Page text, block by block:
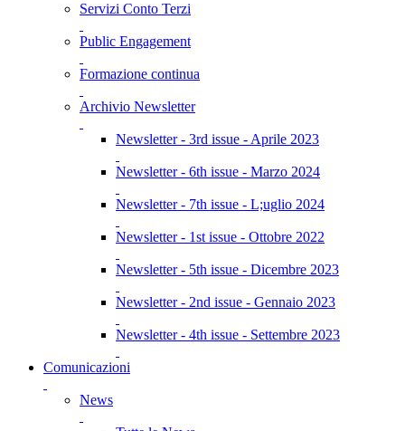
Servizi Conto Terzi
Public Engagement
Formazione continua
Archivio Newsletter
Newsletter - 3rd issue - Aprile 2023
Newsletter - 6th issue - Marzo 2024
Newsletter - 7th issue - L;uglio 2024
Newsletter - 1st issue - Ottobre 2022
Newsletter - 5th issue - Dicembre 2023
Newsletter - 2nd issue - Gennaio 2023
Newsletter - 4th issue - Settembre 2023
Comunicazioni
News